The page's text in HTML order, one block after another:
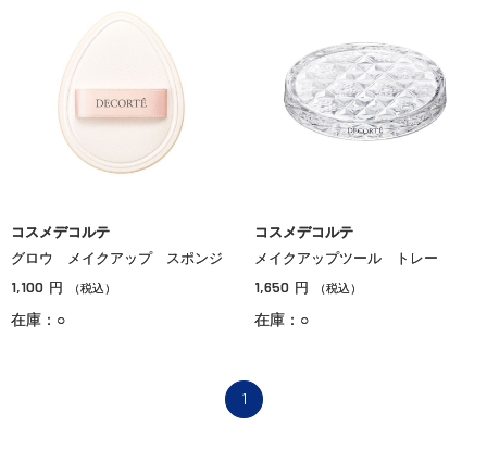
コスメデコルテ
グロウ メイクアップ スポンジ
1,100 円 （税込）
在庫：○
コスメデコルテ
メイクアップツール トレー
1,650 円 （税込）
在庫：○
1